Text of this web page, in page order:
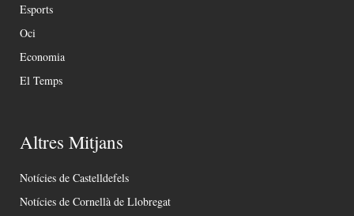
Esports
Oci
Economia
El Temps
Altres Mitjans
Notícies de Castelldefels
Notícies de Cornellà de Llobregat